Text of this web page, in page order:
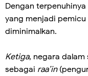
Dengan
yang menjadi
diminimalkan.
Ketiga, negara dalam
sebagai raa’in